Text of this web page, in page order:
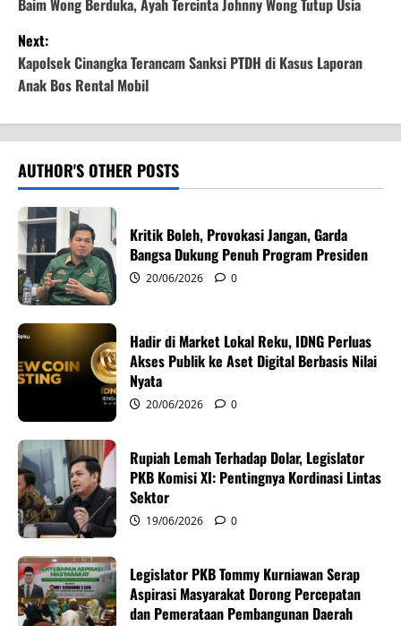
o
s
t
n
a
v
i
g
a
t
i
o
n
Baim Wong Berduka, Ayah Tercinta Johnny Wong Tutup Usia
Next:
Kapolsek Cinangka Terancam Sanksi PTDH di Kasus Laporan
Anak Bos Rental Mobil
AUTHOR'S OTHER POSTS
Kritik Boleh, Provokasi Jangan, Garda
Bangsa Dukung Penuh Program Presiden
20/06/2026 0
Hadir di Market Lokal Reku, IDNG Perluas
Akses Publik ke Aset Digital Berbasis Nilai
Nyata
20/06/2026 0
Rupiah Lemah Terhadap Dolar, Legislator
PKB Komisi XI: Pentingnya Kordinasi Lintas
Sektor
19/06/2026 0
Legislator PKB Tommy Kurniawan Serap
Aspirasi Masyarakat Dorong Percepatan
dan Pemerataan Pembangunan Daerah